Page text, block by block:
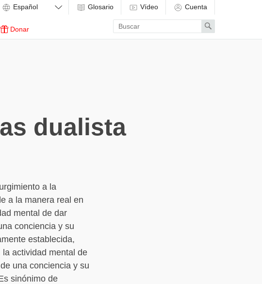
Donar
Glosario Vídeo Cuenta
Enter
search
term
Search
dualista
a la
a la manera real en
mental de dar
conciencia y su
establecida,
actividad mental de
una conciencia y su
sinónimo de